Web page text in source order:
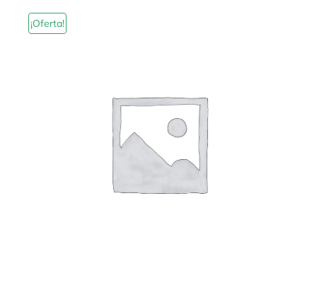
¡Oferta!